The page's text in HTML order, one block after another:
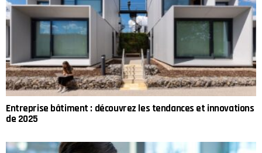
Entreprise bâtiment : découvrez les tendances et innovations
de 2025